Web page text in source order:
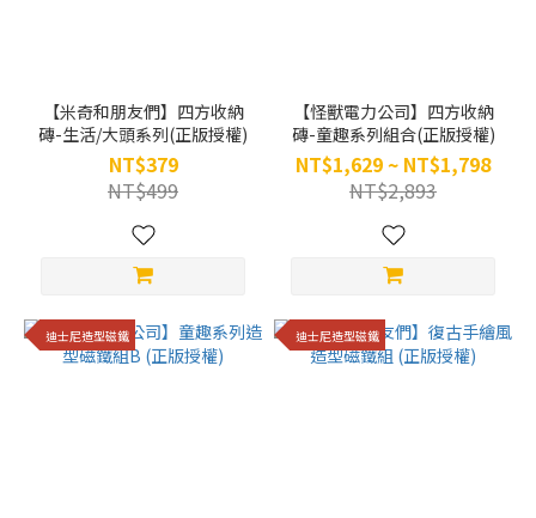
【米奇和朋友們】四方收納
磚-生活/大頭系列(正版授權)
NT$379
NT$499
【怪獸電力公司】四方收納
磚-童趣系列組合(正版授權)
NT$1,629 ~ NT$1,798
NT$2,893
迪士尼造型磁鐵 迪士尼造型磁鐵